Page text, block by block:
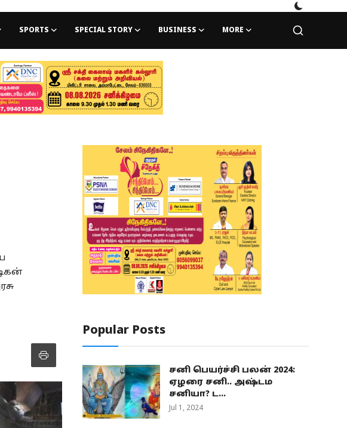
SPORTS SPECIAL STORY BUSINESS MORE
Popular Posts
சனி பெயர்ச்சி பலன் 2024:
ஏழரை சனி.. அஷ்டம
சனியா? ட...
Jul 1, 2024